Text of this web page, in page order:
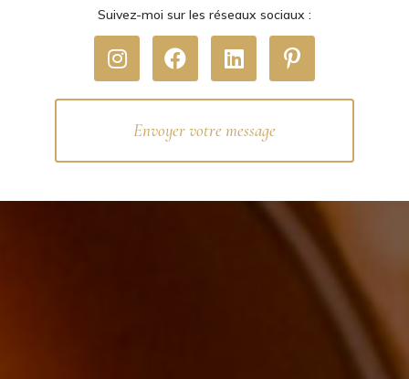
Suivez-moi sur les réseaux sociaux :
Envoyer votre message